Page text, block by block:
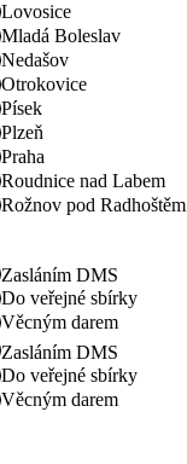
Lovosice
Mladá Boleslav
Nedašov
Otrokovice
Písek
Plzeň
Praha
Roudnice nad Labem
Rožnov pod Radhoštěm
Zasláním DMS
Do veřejné sbírky
Věcným darem
Zasláním DMS
Do veřejné sbírky
Věcným darem